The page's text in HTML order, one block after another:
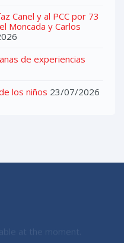
Canel y al PCC por 73
Moncada y Carlos
de experiencias
los niños 23/07/2026